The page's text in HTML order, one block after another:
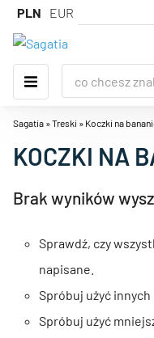
PLN EUR
Sagatia »Treski » Koczki na
KOCZKI NA
Brak wyników
Sprawdź, czy
napisane.
Spróbuj użyć innych
Spróbuj użyć